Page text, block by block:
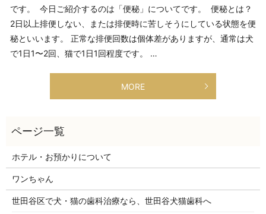
です。 今日ご紹介するのは「便秘」についてです。 便秘とは？
2日以上排便しない、または排便時に苦しそうにしている状態を便
秘といいます。 正常な排便回数は個体差がありますが、通常は犬
で1日1〜2回、猫で1日1回程度です。 …
MORE
ホテル・お預かりについて
ワンちゃん
世田谷区で犬・猫の歯科治療なら、世田谷犬猫歯科へ